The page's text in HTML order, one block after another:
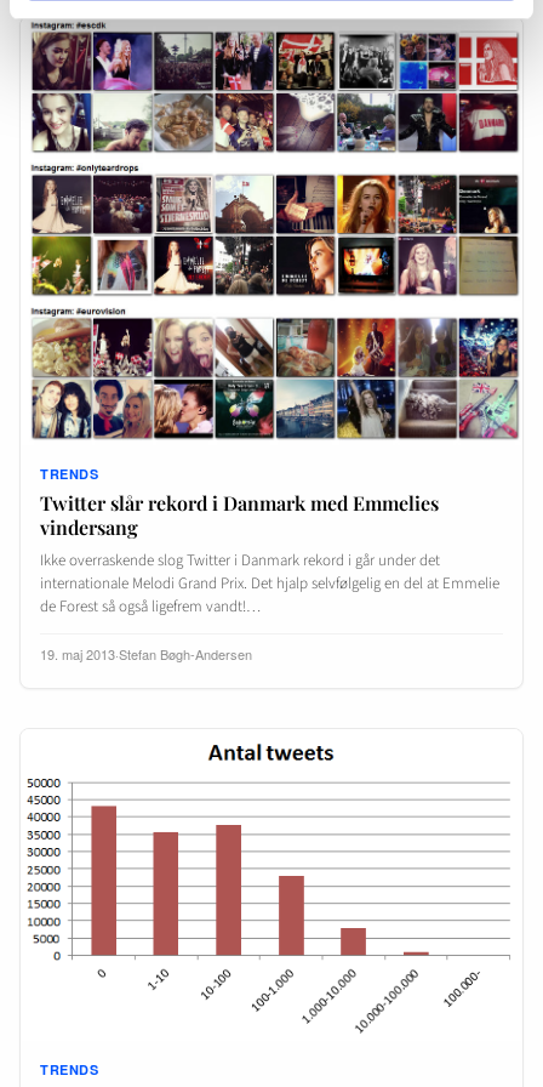
TRENDS
Twitter slår rekord i Danmark med Emmelies
vindersang
Ikke overraskende slog Twitter i Danmark rekord i går under det
internationale Melodi Grand Prix. Det hjalp selvfølgelig en del at Emmelie
de Forest så også ligefrem vandt!…
19. maj 2013·Stefan Bøgh-Andersen
TRENDS